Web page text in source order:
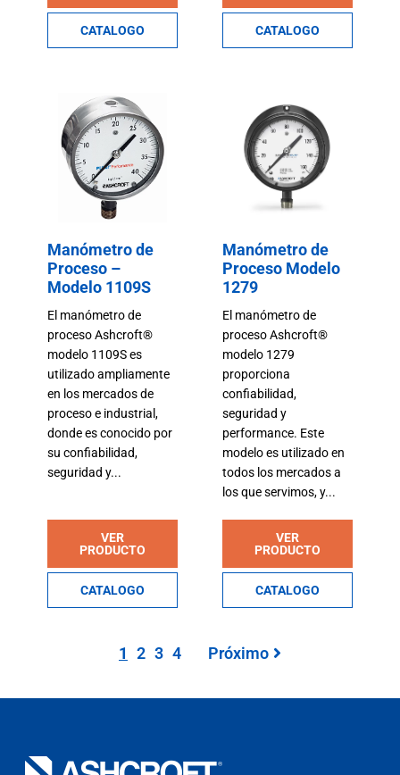
CATALOGO CATALOGO
Manómetro de
Proceso –
Modelo 1109S
El manómetro de
proceso Ashcroft®
modelo 1109S es
utilizado ampliamente
en los mercados de
proceso e industrial,
donde es conocido por
su confiabilidad,
seguridad y...
VER
PRODUCTO
CATALOGO
Manómetro de
Proceso Modelo
1279
El manómetro de
proceso Ashcroft®
modelo 1279
proporciona
confiabilidad,
seguridad y
performance. Este
modelo es utilizado en
todos los mercados a
los que servimos, y...
VER
PRODUCTO
CATALOGO
1 2 3 4 Próximo